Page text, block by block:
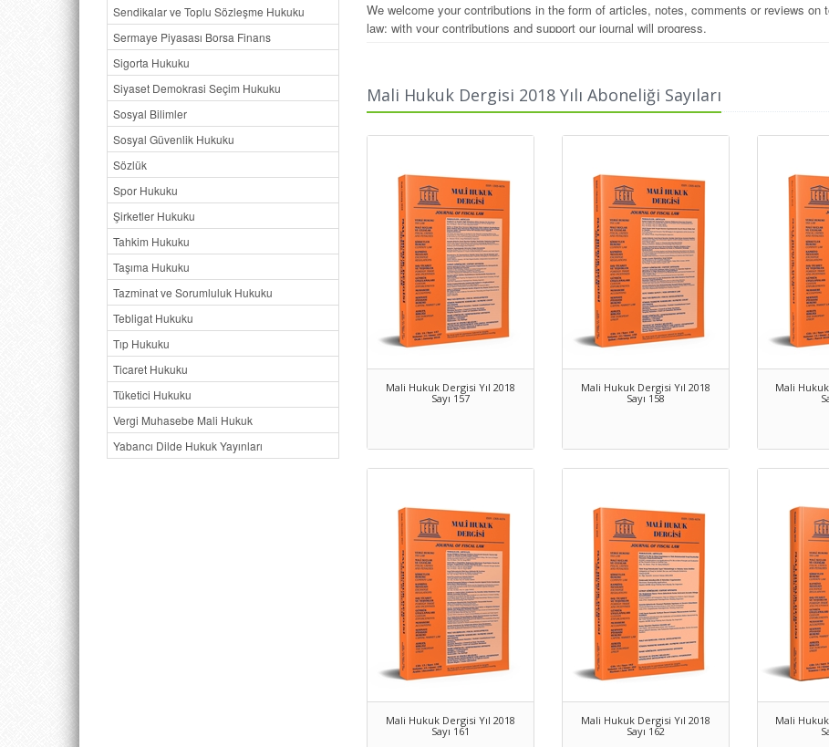
Sendikalar ve Toplu Sözleşme Hukuku
Sermaye Piyasası Borsa Finans
Sigorta Hukuku
Siyaset Demokrasi Seçim Hukuku
Sosyal Bilimler
Sosyal Güvenlik Hukuku
Sözlük
Spor Hukuku
Şirketler Hukuku
Tahkim Hukuku
Taşıma Hukuku
Tazminat ve Sorumluluk Hukuku
Tebligat Hukuku
Tıp Hukuku
Ticaret Hukuku
Tüketici Hukuku
Vergi Muhasebe Mali Hukuk
Yabancı Dilde Hukuk Yayınları
We welcome your contributions in the form of articles, notes, comments or reviews
law; with your contributions and support our journal will progress.
Mali Hukuk Dergisi 2018 Yılı Aboneliği Sayıları
Mali Hukuk Dergisi Yıl 2018
Sayı 157
Mali Hukuk Dergisi Yıl 2018
Sayı 158
Mali
Mali Hukuk Dergisi Yıl 2018
Sayı 161
Mali Hukuk Dergisi Yıl 2018
Sayı 162
Mali